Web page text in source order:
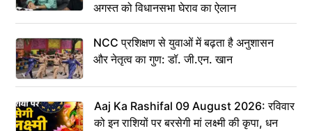
अगस्त को विधानसभा घेराव का ऐलान
NCC प्रशिक्षण से युवाओं में बढ़ता है अनुशासन
और नेतृत्व का गुण: डॉ. जी.एन. खान
Aaj Ka Rashifal 09 August 2026: रविवार
को इन राशियों पर बरसेगी मां लक्ष्मी की कृपा, धन